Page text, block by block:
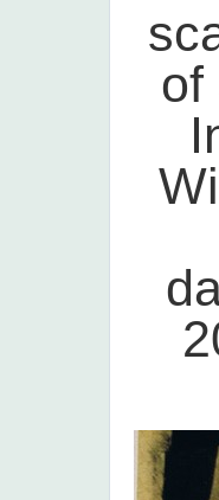
of